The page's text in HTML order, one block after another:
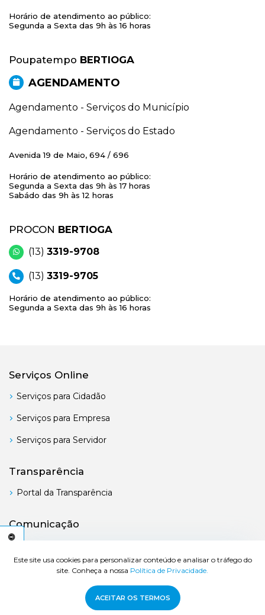
Este site usa cookies para personalizar conteúdo e analisar o tráfego do
site. Conheça a nossa Política de Privacidade.
ACEITAR OS TERMOS
A
Horário de atendimento ao público:
Segunda a Sexta das 9h às 16 horas
Poupatempo BERTIOGA
AGENDAMENTO
Agendamento - Serviços do Município
Agendamento - Serviços do Estado
Avenida 19 de Maio, 694 / 696
Horário de atendimento ao público:
Segunda a Sexta das 9h às 17 horas
Sabádo das 9h às 12 horas
PROCON BERTIOGA
(13) 3319-9708
(13) 3319-9705
Horário de atendimento ao público:
Segunda a Sexta das 9h às 16 horas
Serviços Online
Serviços para Cidadão
Serviços para Empresa
Serviços para Servidor
Transparência
Portal da Transparência
Comunicação
© 2026 Prefeitura de Bertioga - Todos os direitos reservados.
Desenvolvido por